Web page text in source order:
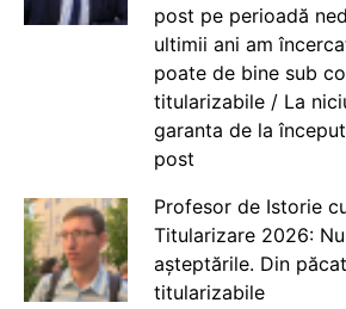
post pe perioadă
ultimii ani am
poate de bine sub
titularizabile / La
garanta de la
post
Profesor de Istorie
Titularizare 2026:
așteptările. Din
titularizabile